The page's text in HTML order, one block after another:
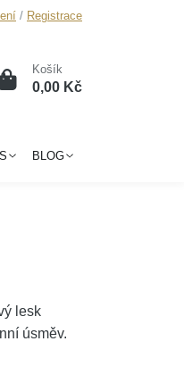
/ Registrace
0 Košík
0,00 Kč
BLOG
lesk
úsměv.